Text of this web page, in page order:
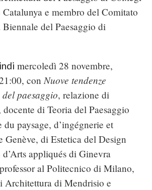
Catalunya e membro del Comitato
del Paesaggio di
mercoledì 28 novembre,
conNuove tendenze
paesaggio, relazione di
docente di Teoria del Paesaggio
paysage, d’ingégnerie et
Genève, di Estetica del Design
appliqués di Ginevra
al Politecnico di Milano,
Architettura di Mendrisio e